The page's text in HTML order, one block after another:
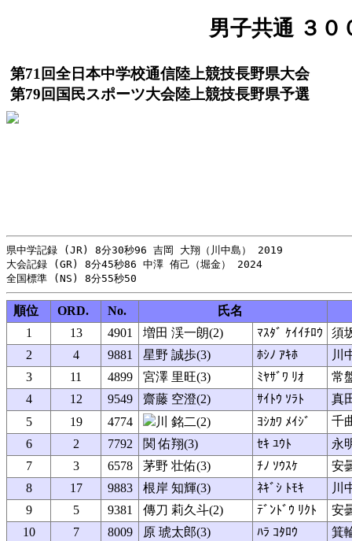
男子共通 ３０
第71回全日本中学校通信陸上競技長野県大会
第79回国民スポーツ大会陸上競技長野県予選
県中学記録 (JR) 8分30秒96 吉岡 大翔（川中島） 2019
大会記録 (GR) 8分45秒86 中澤 侑己（堀金） 2024
順位 ORD. No.
氏名
1
13 4901 増田 渓一朗(2) ﾏｽﾀﾞ ｹｲｲﾁﾛｳ
須
2
4 9881 星野 誠歩(3) ﾎｼﾉ ｱｷﾎ
川
3
11 4899 宮澤 里旺(3) ﾐﾔｻﾞﾜ ﾘｵ
常
4
12 9549 齋藤 空澄(2) ｻｲﾄｳ ｿﾗﾄ
真
5
19 4774 川 銘二(2) ﾖｼｶﾜ ﾒｲｼﾞ
千
6
2 7792 関 佑翔(3) ｾｷ ﾕｳﾄ
永
7
3 6578 茅野 壮佑(3) ﾁﾉ ｿｳｽｹ
安
8
17 9883 根岸 知輝(3) ﾈｷﾞｼ ﾄﾓｷ
川
9
5 9381 傳刀 莉久斗(2) ﾃﾞﾝﾄﾞｳ ﾘｸﾄ
安
10
7 8009 原 琥太郎(3) ﾊﾗ ｺﾀﾛｳ
箕